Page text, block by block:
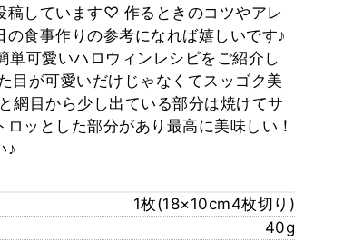
稿しています♡ 作るときのコツやアレ
食事作りの参考になれば嬉しいです♪
単可愛いハロウィンレシピをご紹介し
目が可愛いだけじゃなくてスッゴク美
網目から少し出ている部分は焼けてサ
ッとした部分があり最高に美味しい！
♪
1枚(18×10cm4枚切り)
40g